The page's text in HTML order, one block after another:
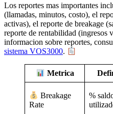
Los reportes mas importantes
(llamadas, minutos, costo), el
activas), el reporte de breakage
reporte de rentabilidad (ingresos
informacion sobre reportes,
sistema VOS3000.
Metrica
Breakage
Rate
%